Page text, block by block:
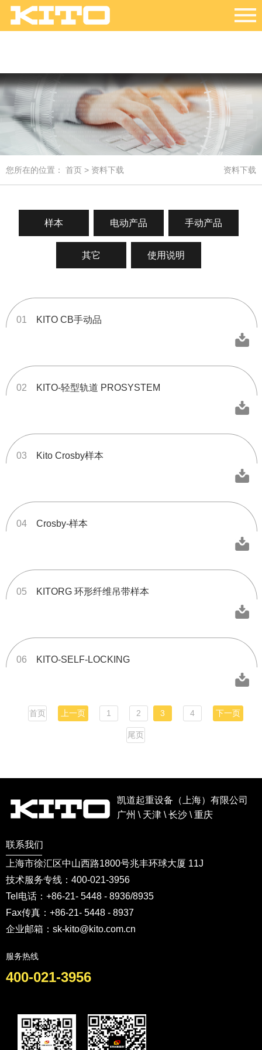
资料下载
您所在的位置： 首页 > 资料下载
样本 电动产品 手动产品
其它 使用说明
01 KITO CB手动品
02 KITO-轻型轨道 PROSYSTEM
03 Kito Crosby样本
04 Crosby-样本
05 KITORG 环形纤维吊带样本
06 KITO-SELF-LOCKING
首页 上一页 1 2 3 4 下一页
尾页
凯道起重设备（上海）有限公司
广州 \ 天津 \ 长沙 \ 重庆
联系我们
上海市徐汇区中山西路1800号兆丰环球大厦 11J
技术服务专线：400-021-3956
Tel电话：+86-21- 5448 - 8936/8935
Fax传真：+86-21- 5448 - 8937
企业邮箱：sk-kito@kito.com.cn
服务热线
400-021-3956